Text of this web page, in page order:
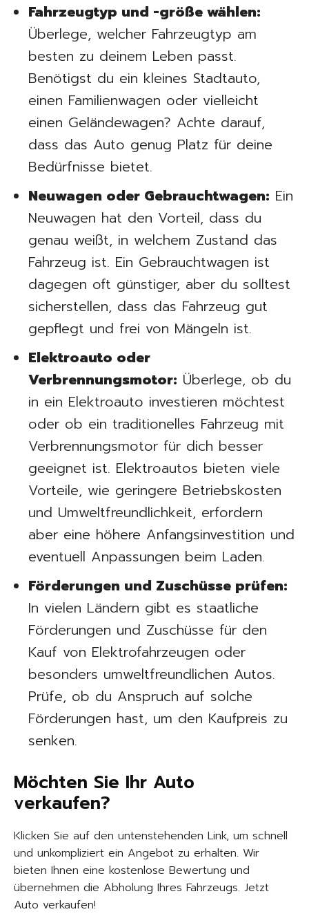
Fahrzeugtyp und -größe wählen:
Überlege, welcher Fahrzeugtyp am
besten zu deinem Leben passt.
Benötigst du ein kleines Stadtauto,
einen Familienwagen oder vielleicht
einen Geländewagen? Achte darauf,
dass das Auto genug Platz für deine
Bedürfnisse bietet.
Neuwagen oder Gebrauchtwagen: Ein
Neuwagen hat den Vorteil, dass du
genau weißt, in welchem Zustand das
Fahrzeug ist. Ein Gebrauchtwagen ist
dagegen oft günstiger, aber du solltest
sicherstellen, dass das Fahrzeug gut
gepflegt und frei von Mängeln ist.
Elektroauto oder
Verbrennungsmotor: Überlege, ob du
in ein Elektroauto investieren möchtest
oder ob ein traditionelles Fahrzeug mit
Verbrennungsmotor für dich besser
geeignet ist. Elektroautos bieten viele
Vorteile, wie geringere Betriebskosten
und Umweltfreundlichkeit, erfordern
aber eine höhere Anfangsinvestition und
eventuell Anpassungen beim Laden.
Förderungen und Zuschüsse prüfen:
In vielen Ländern gibt es staatliche
Förderungen und Zuschüsse für den
Kauf von Elektrofahrzeugen oder
besonders umweltfreundlichen Autos.
Prüfe, ob du Anspruch auf solche
Förderungen hast, um den Kaufpreis zu
senken.
Möchten Sie Ihr Auto
verkaufen?
Klicken Sie auf den untenstehenden Link, um schnell
und unkompliziert ein Angebot zu erhalten. Wir
bieten Ihnen eine kostenlose Bewertung und
übernehmen die Abholung Ihres Fahrzeugs. Jetzt
Auto verkaufen!